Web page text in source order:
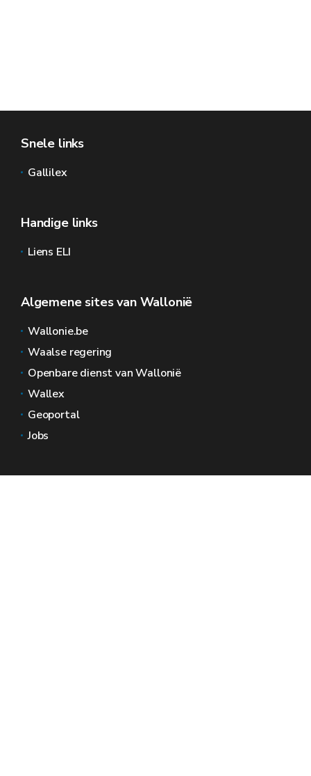
Snele links
Gallilex
Handige links
Liens ELI
Algemene sites van Wallonië
Wallonie.be
Waalse regering
Openbare dienst van Wallonië
Wallex
Geoportal
Jobs